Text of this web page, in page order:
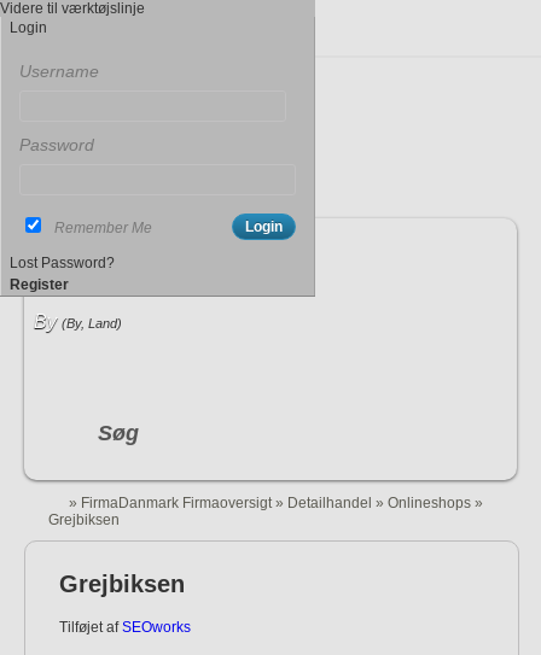
By(By, Land)
Søg
» FirmaDanmark Firmaoversigt » Detailhandel » Onlineshops »
Grejbiksen
Grejbiksen
Tilføjet afSEOworks
Videre til værktøjslinje
Login
Username
Password
Remember Me
Lost Password?
Register